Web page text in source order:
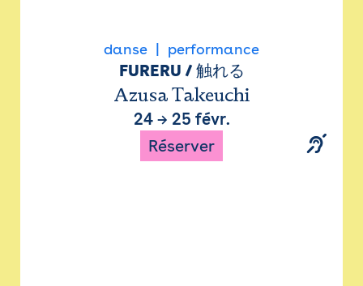
danse performance
FURERU / 触れる
Azusa Takeuchi
24→ 25 févr.
Réserver